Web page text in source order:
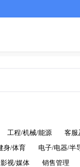
工程/机械/能源 客服
身/体育 电子/电器/半
影视/媒体 销售管理